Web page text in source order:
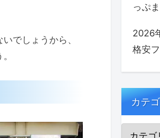
でしょうから、
っぷ
2026
格安
カテ